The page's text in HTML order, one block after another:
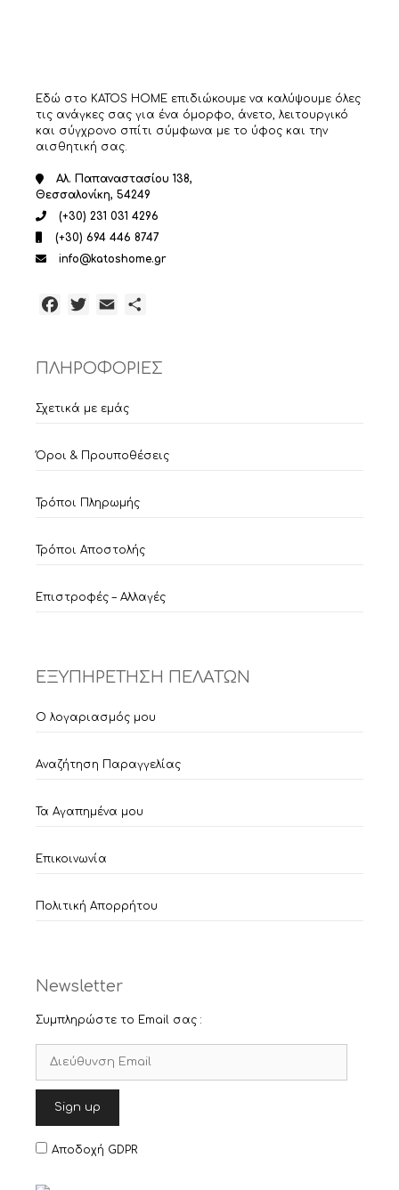
Εδώ στο KATOS HOME επιδιώκουμε να καλύψουμε όλες
τις ανάγκες σας για ένα όμορφο, άνετο, λειτουργικό
και σύγχρονο σπίτι σύμφωνα με το ύφος και την
αισθητική σας.
Αλ. Παπαναστασίου 138,
Θεσσαλονίκη, 54249
(+30) 231 031 4296
(+30) 694 446 8747
info@katoshome.gr
Facebook
TwitterEmail
ΠΛΗΡΟΦΟΡΙΕΣ
Σχετικά με εμάς
Όροι & Προυποθέσεις
Τρόποι Πληρωμής
Τρόποι Αποστολής
Επιστροφές – Αλλαγές
ΕΞΥΠΗΡΕΤΗΣΗ ΠΕΛΑΤΩΝ
Ο λογαριασμός μου
Αναζήτηση Παραγγελίας
Τα Αγαπημένα μου
Επικοινωνία
Πολιτική Απορρήτου
Newsletter
Συμπληρώστε το Email σας :
Αποδοχή GDPR